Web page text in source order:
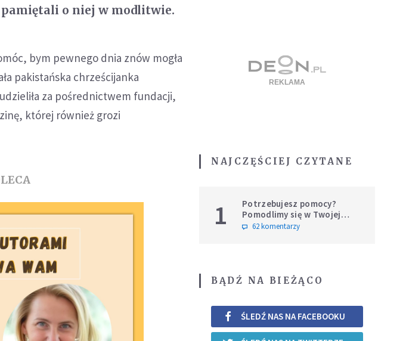
o niej w modlitwie.
bym pewnego dnia znów mogła
pakistańska chrześcijanka
za pośrednictwem fundacji,
której również grozi
NAJCZĘŚCIEJ CZYTANE
1
Potrzebujesz pomocy?
Pomodlimy się w Twojej
intencji
62 komentarzy
BĄDŹ NA BIEŻĄCO
ŚLEDŹ NAS NA FACEBOOKU